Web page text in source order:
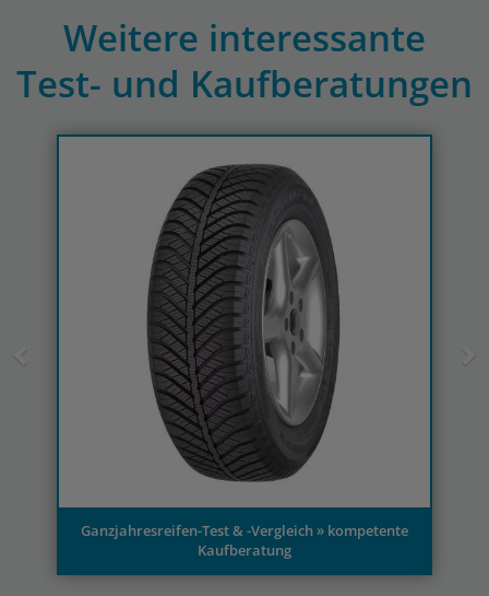
Weitere interessante
Test- und Kaufberatungen
Sommerreifen Test und Kaufberatung
Previous